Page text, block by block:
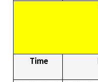
Time